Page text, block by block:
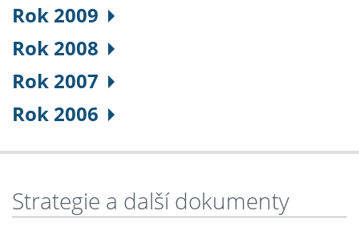
Rok 2009
Rok 2008
Rok 2007
Rok 2006
Strategie a další dokumenty